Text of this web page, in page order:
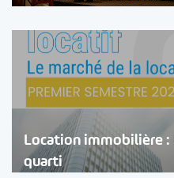
Location immobilière :
quarti